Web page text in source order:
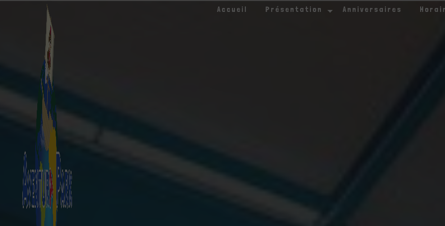
Accueil Présentation Anniversaires
Panneau de gestion des cookies